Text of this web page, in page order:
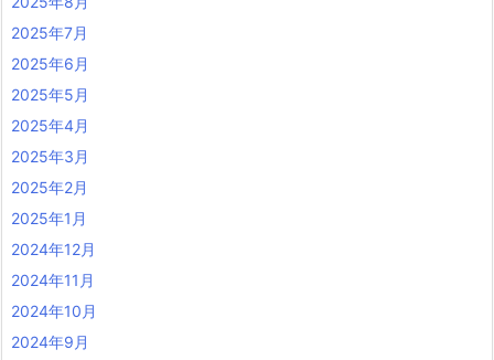
2025年7月
2025年6月
2025年5月
2025年4月
2025年3月
2025年2月
2025年1月
2024年12月
2024年11月
2024年10月
2024年9月